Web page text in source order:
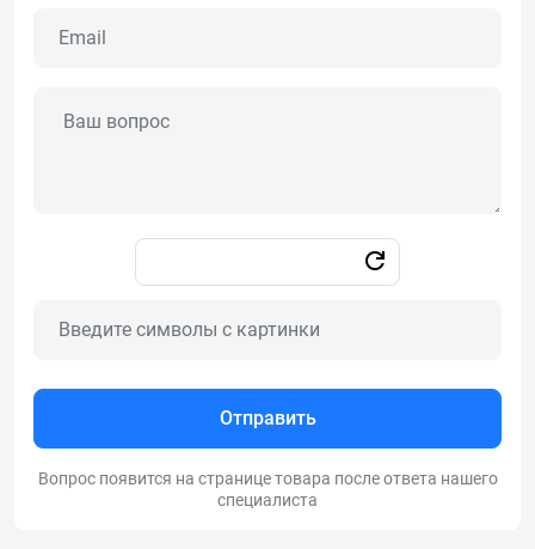
Отправить
Вопрос появится на странице товара после ответа нашего
специалиста